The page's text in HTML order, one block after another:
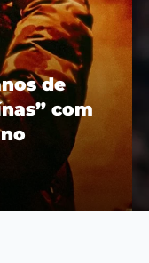
de
com